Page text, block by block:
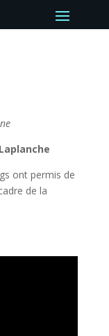
ont permis de
de la